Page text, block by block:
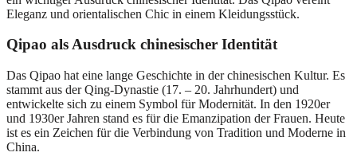
Eleganz und orientalischen Chic in einem Kleidungsstück.
Qipao als Ausdruck chinesischer Identität
Das Qipao hat eine lange Geschichte in der chinesischen Kultur. Es
stammt aus der Qing-Dynastie (17. – 20. Jahrhundert) und
entwickelte sich zu einem Symbol für Modernität. In den 1920er
und 1930er Jahren stand es für die Emanzipation der Frauen. Heute
ist es ein Zeichen für die Verbindung von Tradition und Moderne in
China.